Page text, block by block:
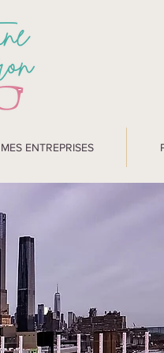
MES ENTREPRISES